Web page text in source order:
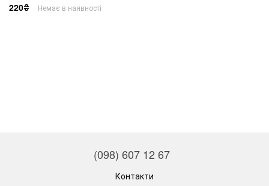
220₴ Немає в наявності
(098) 607 12 67
Контакти